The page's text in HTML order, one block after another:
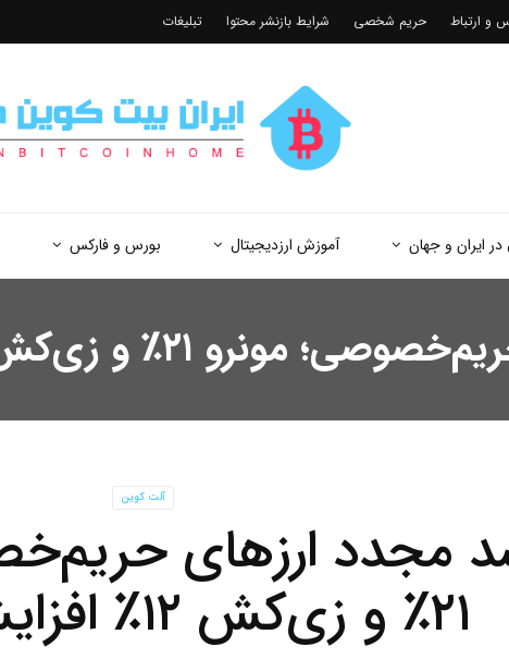
در ایران و جهان آموزش ارزدیجیتال بورس و فارکس
و ارتباط حریم شخصی شرایط بازنشر محتوا تبلیغات
۲۱٪ و زی‌کش ۱۲٪ افزایش یافتند
آلت کوین
مجدد ارزهای
۲۱٪ و زی‌کش ۱۲٪ افزایش یافتند